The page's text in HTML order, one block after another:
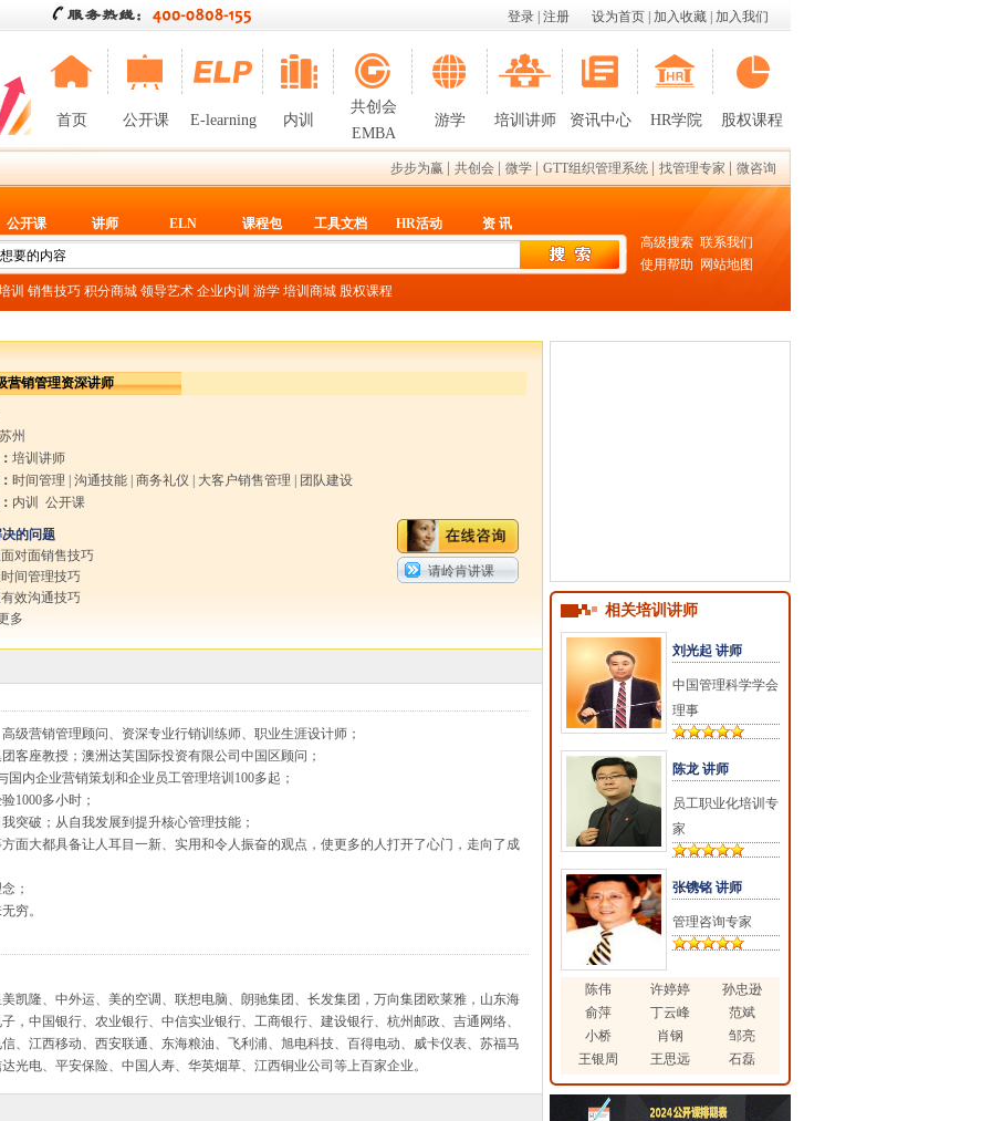
设为首页 加入收藏 加入我们
登录 注册
首页 公开课 E-learning 内训
共创会
EMBA
游学 培训讲师 资讯中心 HR学院 股权课程
步步为赢 共创会 微学 GTT组织管理系统 找管理专家 微咨询
公开课 讲师 ELN 课程包 工具文档 HR活动 资 讯
训 销售技巧 积分商城 领导艺术 企业内训 游学 培训商城 股权课程
高级搜索 联系我们
使用帮助
网站地图
营销管理资深讲师
苏州
培训讲师
时间管理 沟通技能 商务礼仪 大客户销售管理
团队建设
内训 公开课
的问题
面对面销售技巧
间管理技巧
效沟通技巧
多
请岭肯讲课
级营销管理顾问、资深专业行销训练师、职业生涯设计师；
客座教授；澳洲达芙国际投资有限公司中国区顾问；
内企业营销策划和企业员工管理培训100多起；
1000多小时；
突破；从自我发展到提升核心管理技能；
面大都具备让人耳目一新、实用和令人振奋的观点，使更多的人打开了心门，走向了成
；
穷。
凯隆、中外运、美的空调、联想电脑、朗驰集团、长发集团，万向集团欧莱雅，山东海
，中国银行、农业银行、中信实业银行、工商银行、建设银行、杭州邮政、吉通网络、
、江西移动、西安联通、东海粮油、飞利浦、旭电科技、百得电动、威卡仪表、苏福马
光电、平安保险、中国人寿、华英烟草、江西铜业公司等上百家企业。
相关培训讲师
刘光起 讲师
中国管理科学学会
理事
陈龙 讲师
员工职业化培训专
家
张镌铭 讲师
管理咨询专家
陈伟 许婷婷
孙忠逊
俞萍
丁云峰
范斌
小桥
肖钢
邹亮
王银周
王思远 石磊